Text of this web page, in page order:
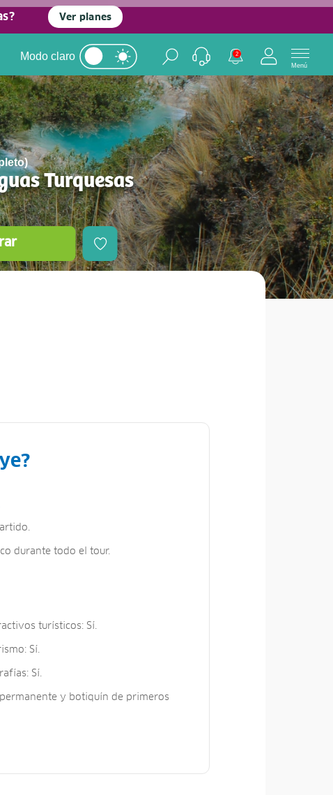
Ver planes
Modo claro 2
Menú
Turquesas
durante todo el tour.
turísticos: Sí.
Sí.
Sí.
y botiquín de primeros